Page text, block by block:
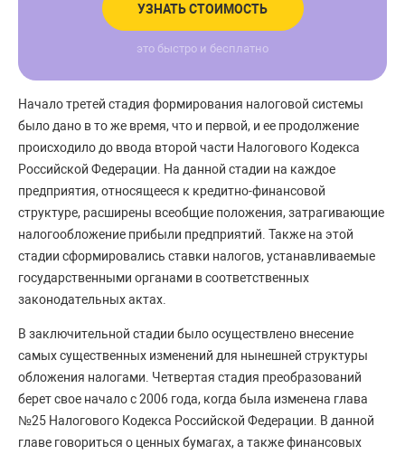
УЗНАТЬ СТОИМОСТЬ
это быстро и бесплатно
Начало третей стадия формирования налоговой системы
было дано в то же время, что и первой, и ее продолжение
происходило до ввода второй части Налогового Кодекса
Российской Федерации. На данной стадии на каждое
предприятия, относящееся к кредитно-финансовой
структуре, расширены всеобщие положения, затрагивающие
налогообложение прибыли предприятий. Также на этой
стадии сформировались ставки налогов, устанавливаемые
государственными органами в соответственных
законодательных актах.
В заключительной стадии было осуществлено внесение
самых существенных изменений для нынешней структуры
обложения налогами. Четвертая стадия преобразований
берет свое начало с 2006 года, когда была изменена глава
№25 Налогового Кодекса Российской Федерации. В данной
главе говориться о ценных бумагах, а также финансовых